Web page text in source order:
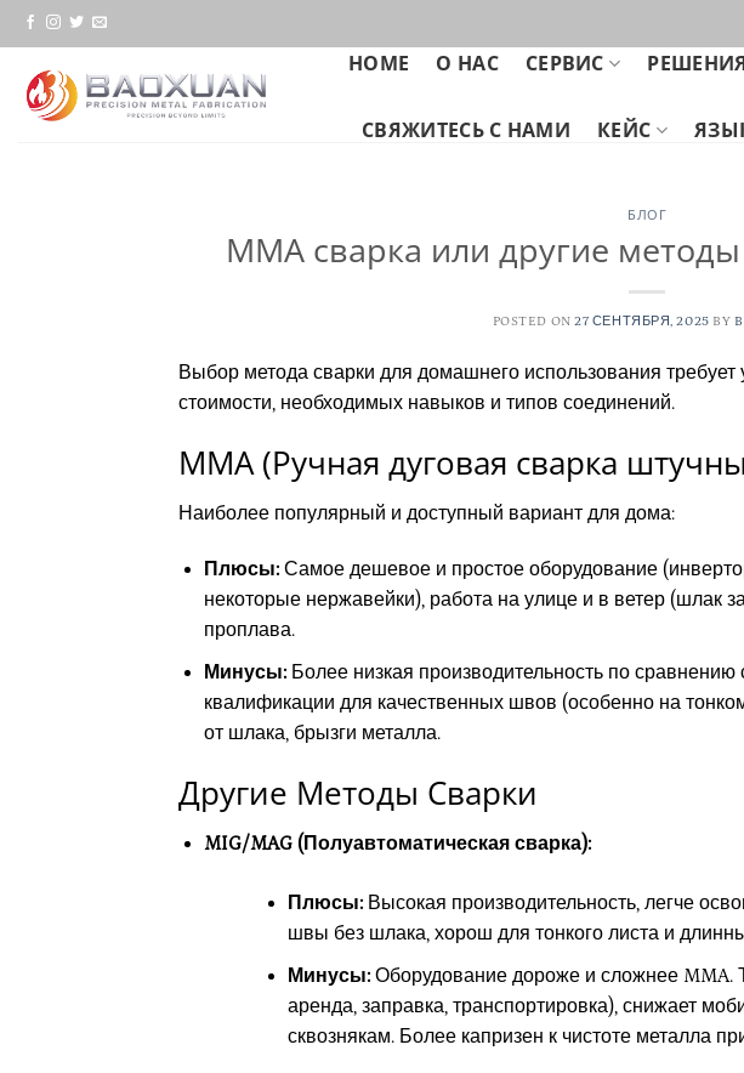
Skip
to
content
HOME О НАС СЕРВИС
СВЯЖИТЕСЬ С НАМИ КЕЙС
БЛОГ
ММА сварка или другие
POSTED ON27 СЕНТЯБРЯ, 2025 BY
Выбор метода сварки для домашнего использования требует
стоимости, необходимых навыков и типов соединений.
MMA (Ручная дуговая сварка
Наиболее популярный и доступный вариант для дома:
Плюсы:Самое дешевое и простое оборудование
некоторые нержавейки), работа на улице и в ветер (шлак
проплава.
Минусы:Более низкая производительность по сравнению
квалификации для качественных швов (особенно на
от шлака, брызги металла.
Другие Методы Сварки
MIG/MAG (Полуавтоматическая сварка):
Плюсы:Высокая производительность, легче
швы без шлака, хорош для тонкого листа и
Минусы:Оборудование дороже и сложнее MMA.
аренда, заправка, транспортировка), снижает
сквознякам. Более капризен к чистоте металла